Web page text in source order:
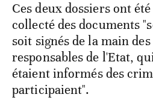
Ces deux dossiers ont
collecté des documents
soit signés de la main
responsables de l'Etat,
étaient informés des
participaient".